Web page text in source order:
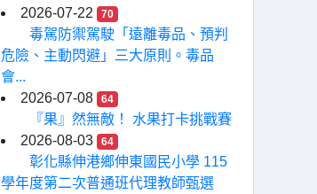
2026-07-22
70
毒駕防禦駕駛「遠離毒品、預判
危險、主動閃避」三大原則。毒品
會...
2026-07-08
64
『果』然無敵！ 水果打卡挑戰賽
2026-08-03
64
彰化縣伸港鄉伸東國民小學 115
學年度第二次普通班代理教師甄選